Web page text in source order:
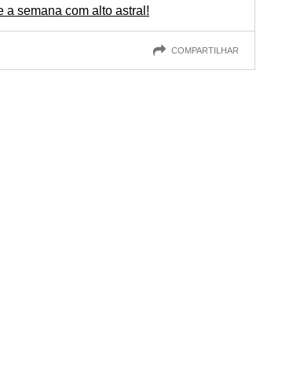
a semana com alto astral!
COMPARTILHAR